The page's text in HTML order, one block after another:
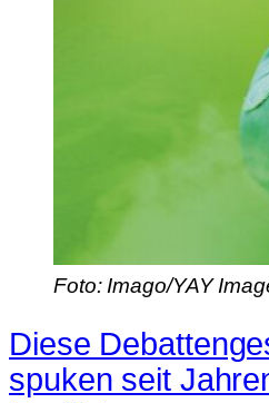
Foto: Imago/YAY
Diese
spuken seit